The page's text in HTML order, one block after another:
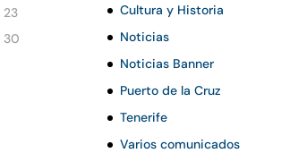
23
30
Cultura y Historia
Noticias
Noticias Banner
Puerto de la Cruz
Tenerife
Varios comunicados